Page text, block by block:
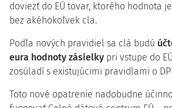
doviezť do EÚ tovar, ktorého hodnota
bez akéhokoľvek cla.
Podľa nových pravidiel sa clá budú
eura hodnoty zásielky pri vstupe do
zosúladí s existujúcimi pravidlami o
Toto nové opatrenie nadobudne